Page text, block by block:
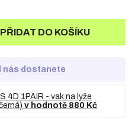
PŘIDAT DO KOŠÍKU
nás dostanete
4D 1PAIR - vak na lyže
v hodnotě 880 Kč